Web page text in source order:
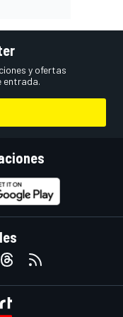
y ofertas
entrada.